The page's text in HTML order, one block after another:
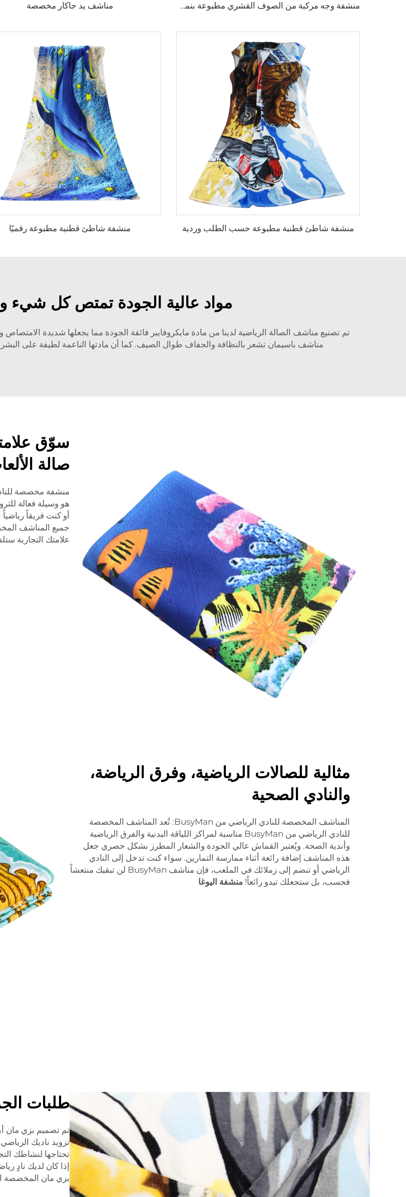
منشفة وجه مركبة من الصوف القشري مطبوعة بنمط كرتون شخصي مخصص مناشف يد جاكار مخصصة
منشفة شاطئ قطنية مطبوعة حسب الطلب وردية منشفة شاطئ قطنية مطبوعة رقميًا
مواد عالية الجودة تمتص كل شيء
تم تصنيع مناشف الصالة الرياضية لدينا من مادة مايكروفايبر فائقة الجودة مما يجعلها شديدة
مناشف باسيمان تشعر بالنظافة والجفاف طوال الصيف. كما أن مادتها الناعمة لطيفة على
سوّق
صالة
منشفة مخصصة
هو وسيلة فعالة
جميع المناشف
علامتك التجارية
مثالية للصالات الرياضية، وفرق الرياضة،
والنادي الصحية
المناشف المخصصة للنادي الرياضي من BusyMan: تُعد المناشف المخصصة
للنادي الرياضي من BusyMan مناسبة لمراكز اللياقة البدنية والفرق الرياضية
وأندية الصحة. ويُعتبر القماش عالي الجودة والشعار المطرز بشكل حصري جعل
هذه المناشف إضافة رائعة أثناء ممارسة التمارين. سواء كنت تدخل إلى النادي
الرياضي أو تنضم إلى زملائك في الملعب، فإن مناشف BusyMan لن تبقيك منتعشاً
فحسب، بل ستجعلك تبدو رائعاً! منشفة اليوغا
طلبات
تم تصميم بزي مان
تزويد ناديك
تحتاجها لنشاطك
إذا كان لديك نادٍ
بزي مان المخصصة